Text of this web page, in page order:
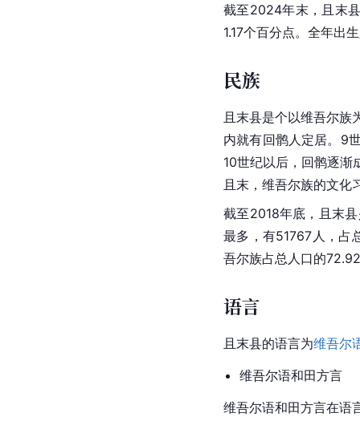
截至2024年末，且末
1.17个百分点。全年
民族
且末县是个以维吾尔族
内就有回鹘人定居。9
10世纪以后，回鹘逐渐
且末，维吾尔族的文化
截至2018年底，且末
最多，有51767人，占
吾尔族占总人口的
语言
且末县的语言为维吾尔
维吾尔语和田方言
维吾尔语和田方言在语